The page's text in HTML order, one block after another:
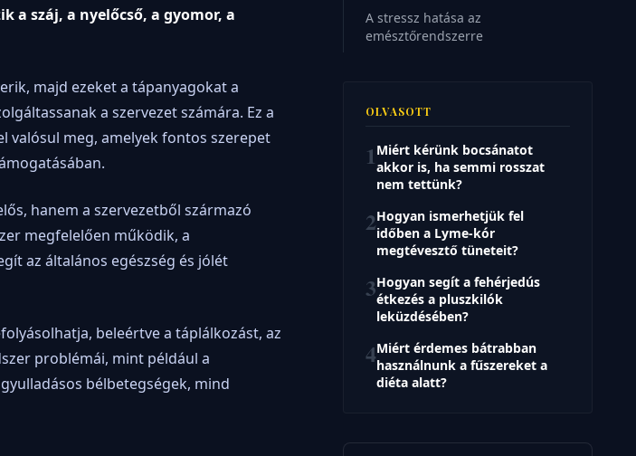
a száj, a nyelőcső, a gyomor, a
majd ezeket a tápanyagokat a
a szervezet számára. Ez a
valósul meg, amelyek fontos szerepet
hanem a szervezetből származó
megfelelően működik, a
az általános egészség és jólét
beleértve a táplálkozást, az
problémái, mint például a
bélbetegségek, mind
A stressz hatása az
emésztőrendszerre
OLVASOTT
1Miért kérünk bocsánatot
akkor is, ha semmi rosszat
nem tettünk?
2Hogyan ismerhetjük fel
időben a Lyme-kór
megtévesztő tüneteit?
3Hogyan segít a fehérjedús
étkezés a pluszkilók
leküzdésében?
4Miért érdemes bátrabban
használnunk a fűszereket a
diéta alatt?